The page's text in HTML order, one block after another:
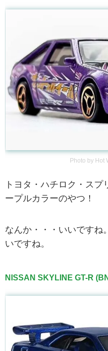
Photo by Hot
トヨタ・ハチロク・ス
ープルカラーのやつ！
なんか・・・いいですね
いですね。
NISSAN SKYLINE GT-R